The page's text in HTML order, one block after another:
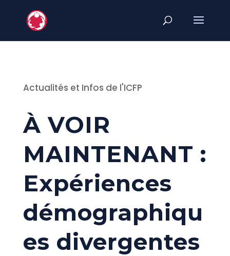
Actualités et Infos de l'ICFP
À VOIR
MAINTENANT :
Expériences
démographiqu
es divergentes